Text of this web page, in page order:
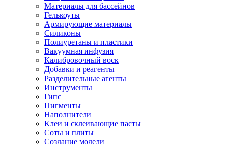
Материалы для бассейнов
Гелькоуты
Армирующие материалы
Силиконы
Полиуретаны и пластики
Вакуумная инфузия
Калибровочный воск
Добавки и реагенты
Разделительные агенты
Инструменты
Гипс
Пигменты
Наполнители
Клеи и склеивающие пасты
Соты и плиты
Создание модели